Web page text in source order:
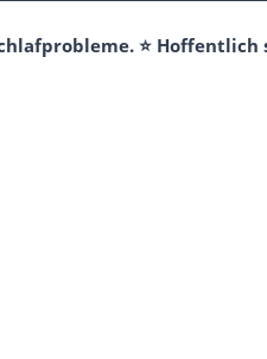
⭐ Hoffentlich